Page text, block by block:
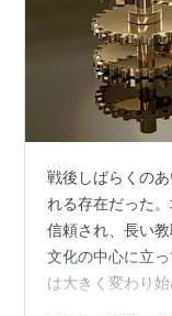
戦後しばらくの
れる存在だった
信頼され、長い
文化の中心に立
は大きく変わり